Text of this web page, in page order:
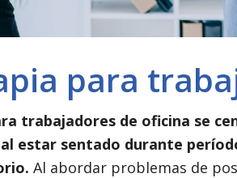
para
trabajadores de oficina se
al estar sentado durante
Al abordar problemas de